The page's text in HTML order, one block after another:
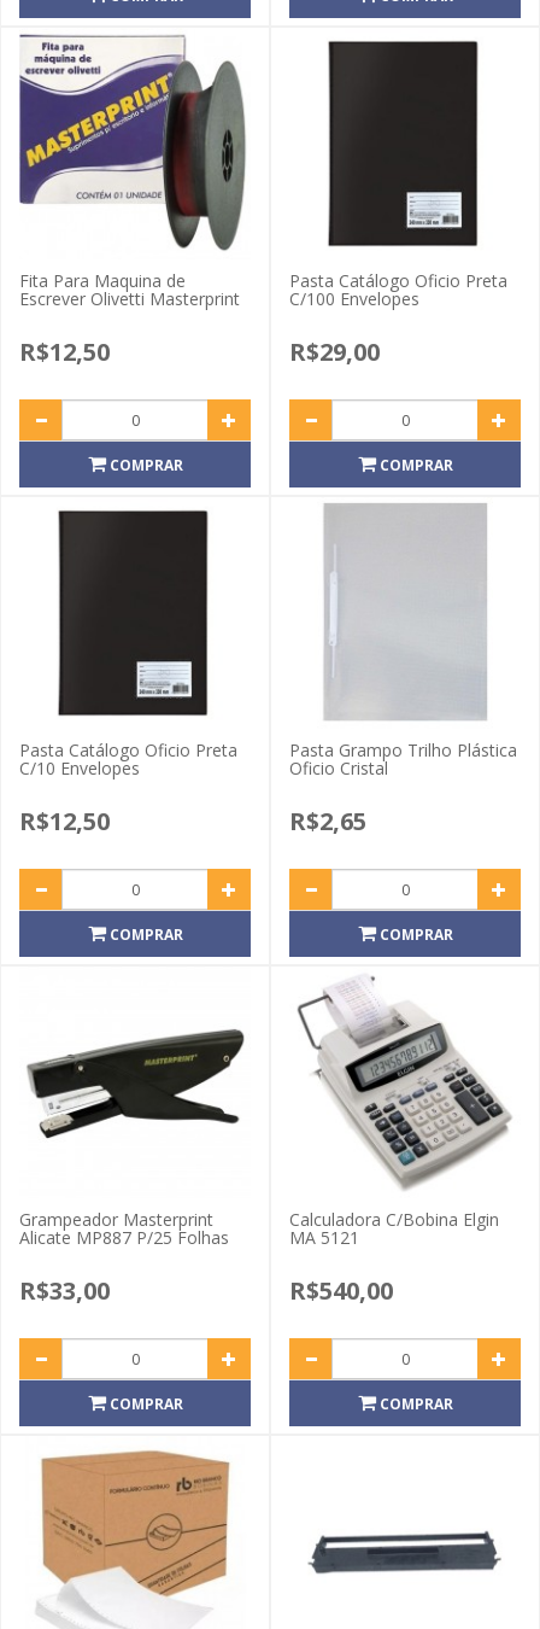
Fita Para Maquina de
Escrever Olivetti Masterprint
R$12,50
COMPRAR
Pasta Catálogo Oficio Preta
C/100 Envelopes
R$29,00
COMPRAR
Pasta Catálogo Oficio Preta
C/10 Envelopes
R$12,50
COMPRAR
Pasta Grampo Trilho Plástica
Oficio Cristal
R$2,65
COMPRAR
Grampeador Masterprint
Alicate MP887 P/25 Folhas
R$33,00
COMPRAR
Calculadora C/Bobina Elgin
MA 5121
R$540,00
COMPRAR